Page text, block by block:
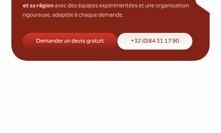
et sa régionavec des équipes expérimentées et une organisation
rigoureuse, adaptée à chaque demande.
Demander un devis gratuit +32 (0)84 31 17 90